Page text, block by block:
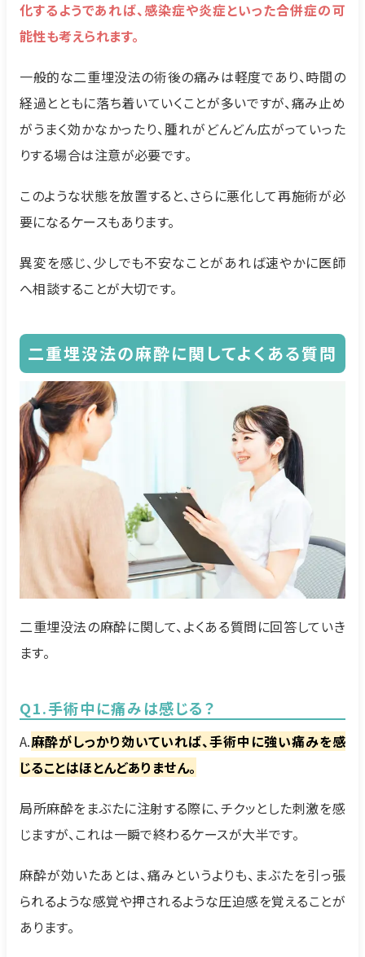
化するようであれば、感染症や炎症といった合併症の可
能性も考えられます。
一般的な二重埋没法の術後の痛みは軽度であり、時間の
経過とともに落ち着いていくことが多いですが、痛み止め
がうまく効かなかったり、腫れがどんどん広がっていった
りする場合は注意が必要です。
このような状態を放置すると、さらに悪化して再施術が必
要になるケースもあります。
異変を感じ、少しでも不安なことがあれば速やかに医師
へ相談することが大切です。
二重埋没法の麻酔に関してよくある質問
二重埋没法の麻酔に関して、よくある質問に回答していき
ます。
Q1.手術中に痛みは感じる？
A.麻酔がしっかり効いていれば、手術中に強い痛みを感
じることはほとんどありません。
局所麻酔をまぶたに注射する際に、チクッとした刺激を感
じますが、これは一瞬で終わるケースが大半です。
麻酔が効いたあとは、痛みというよりも、まぶたを引っ張
られるような感覚や押されるような圧迫感を覚えることが
あります。